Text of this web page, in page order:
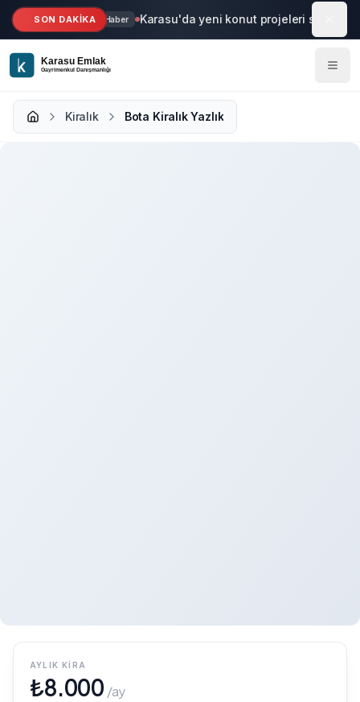
Ana içeriğe geç
SON DAKİKA Haber Karasu'da yeni konut projeleri start aldı
Kiralık Bota Kiralık Yazlık
AYLIK KIRA
₺8.000 /ay